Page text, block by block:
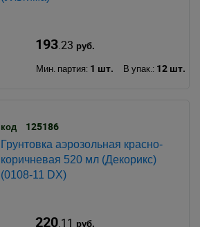
193.23 руб.
Мин. партия: 1 шт. В упак.: 12 шт.
код 125186
Грунтовка аэрозольная красно-
коричневая 520 мл (Декорикс)
(0108-11 DX)
220.11 руб.